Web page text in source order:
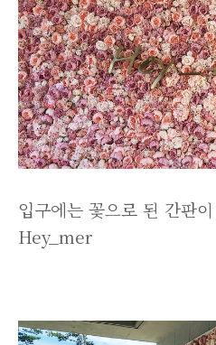
입구에는 꽃으로 된 간판
Hey_mer